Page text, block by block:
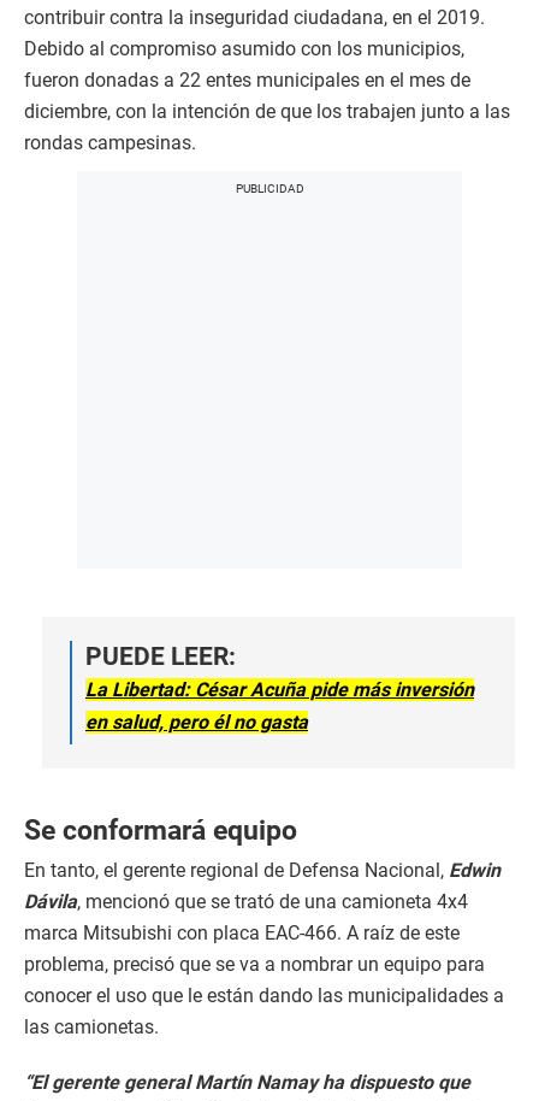
contribuir contra la inseguridad ciudadana, en el 2019.
Debido al compromiso asumido con los municipios,
fueron donadas a 22 entes municipales en el mes de
diciembre, con la intención de que los trabajen junto a las
rondas campesinas.
PUEDE LEER:
La Libertad: César Acuña pide más inversión
en salud, pero él no gasta
Se conformará equipo
En tanto, el gerente regional de Defensa Nacional, Edwin
Dávila, mencionó que se trató de una camioneta 4x4
marca Mitsubishi con placa EAC-466. A raíz de este
problema, precisó que se va a nombrar un equipo para
conocer el uso que le están dando las municipalidades a
las camionetas.
“El gerente general Martín Namay ha dispuesto que